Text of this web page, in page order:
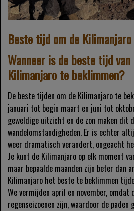
Beste tijd om de
Wanneer is de beste tijd
Kilimanjaro te beklimmen?
De beste tijden om de Kilimanjaro te
januari tot begin maart en juni tot
geweldige uitzicht en de zon maken dit
wandelomstandigheden. Er is echter
weer dramatisch verandert, ongeacht
Je kunt de Kilimanjaro op elk moment
maar bepaalde maanden zijn beter dan
Kilimanjaro het beste te beklimmen
We vermijden april en november,
regenseizoenen zijn, waardoor de